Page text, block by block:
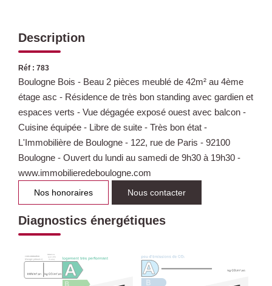
Description
Réf : 783
Boulogne Bois - Beau 2 pièces meublé de 42m² au 4ème
étage asc - Résidence de très bon standing avec gardien et
espaces verts - Vue dégagée exposé ouest avec balcon -
Cuisine équipée - Libre de suite - Très bon état -
L'Immobilière de Boulogne - 122, rue de Paris - 92100
Boulogne - Ouvert du lundi au samedi de 9h30 à 19h30 -
www.immobilieredeboulogne.com
Nos honoraires Nous contacter
Diagnostics énergétiques